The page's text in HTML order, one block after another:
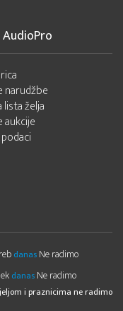
narudžbe
lista želja
aukcije
danas Ne radimo
danas Ne radimo
i praznicima ne radimo